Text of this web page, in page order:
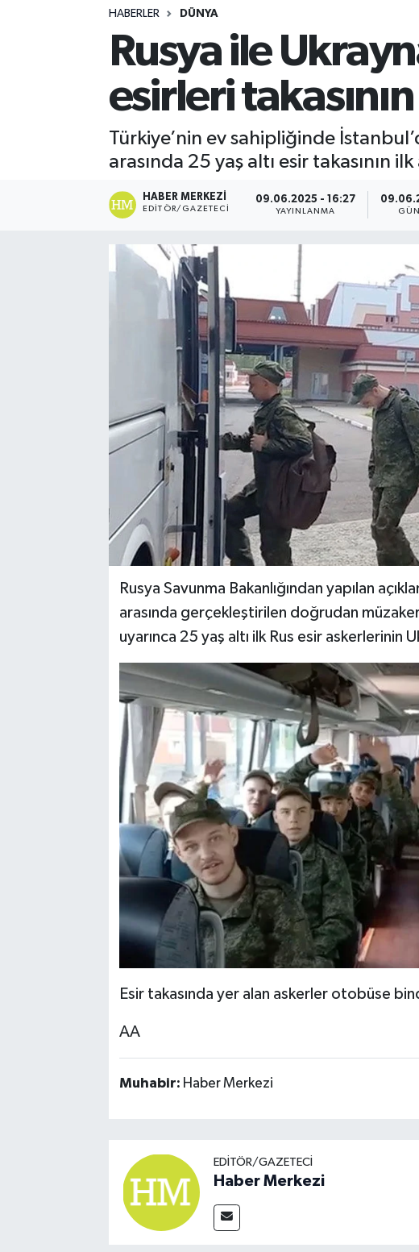
HABERLER DÜNYA
Rusya ile
esirleri
Türkiye’nin ev sahipliğinde
arasında 25 yaş altı esir takasının
HABER MERKEZI
EDITÖR/GAZETECI
09.06.2025 - 16:27
YAYINLANMA
Rusya Savunma Bakanlığından yapılan
arasında gerçekleştirilen doğrudan
uyarınca 25 yaş altı ilk Rus esir
Esir takasında yer alan askerler otobüse
AA
Muhabir: Haber Merkezi
EDITÖR/GAZETECI
Haber Merkezi
Kültür - Sanat
Lider Haber TV Canlı Yayın izle